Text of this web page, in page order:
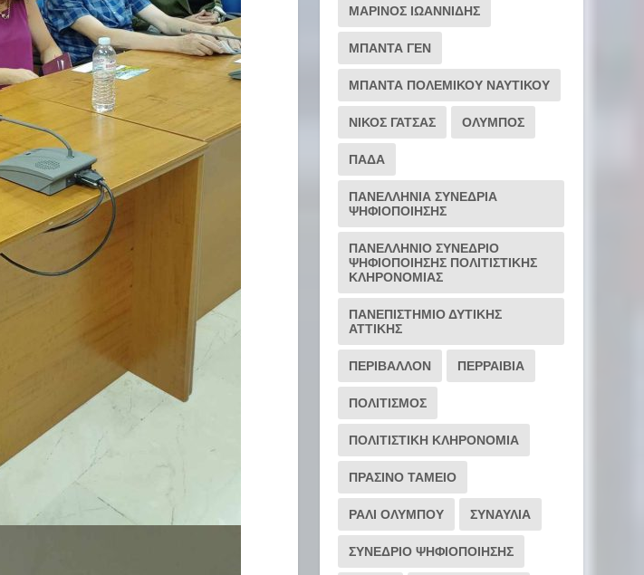
ΜΑΡΙΝΟΣ ΙΩΑΝΝΙΔΗΣ
ΜΠΑΝΤΑ ΓΕΝ
ΜΠΑΝΤΑ ΠΟΛΕΜΙΚΟΥ ΝΑΥΤΙΚΟΥ
ΝΙΚΟΣ ΓΑΤΣΑΣ ΟΛΥΜΠΟΣ
ΠΑΔΑ
ΠΑΝΕΛΛΗΝΙΑ ΣΥΝΕΔΡΙΑ
ΨΗΦΙΟΠΟΙΗΣΗΣ
ΠΑΝΕΛΛΗΝΙΟ ΣΥΝΕΔΡΙΟ
ΨΗΦΙΟΠΟΙΗΣΗΣ ΠΟΛΙΤΙΣΤΙΚΗΣ
ΚΛΗΡΟΝΟΜΙΑΣ
ΠΑΝΕΠΙΣΤΗΜΙΟ ΔΥΤΙΚΗΣ
ΑΤΤΙΚΗΣ
ΠΕΡΙΒΑΛΛΟΝ ΠΕΡΡΑΙΒΙΑ
ΠΟΛΙΤΙΣΜΟΣ
ΠΟΛΙΤΙΣΤΙΚΗ ΚΛΗΡΟΝΟΜΙΑ
ΠΡΑΣΙΝΟ ΤΑΜΕΙΟ
ΡΆΛΙ ΟΛΎΜΠΟΥ ΣΥΝΑΥΛΙΑ
ΣΥΝΕΔΡΙΟ ΨΗΦΙΟΠΟΙΗΣΗΣ